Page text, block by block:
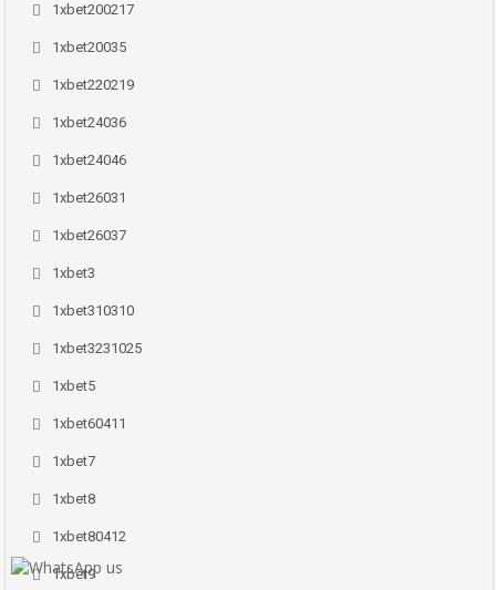
1xbet200217
1xbet20035
1xbet220219
1xbet24036
1xbet24046
1xbet26031
1xbet26037
1xbet3
1xbet310310
1xbet3231025
1xbet5
1xbet60411
1xbet7
1xbet8
1xbet80412
1xbet9